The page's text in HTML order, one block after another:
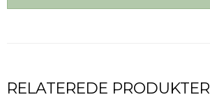
RELATEREDE PRODUKTER